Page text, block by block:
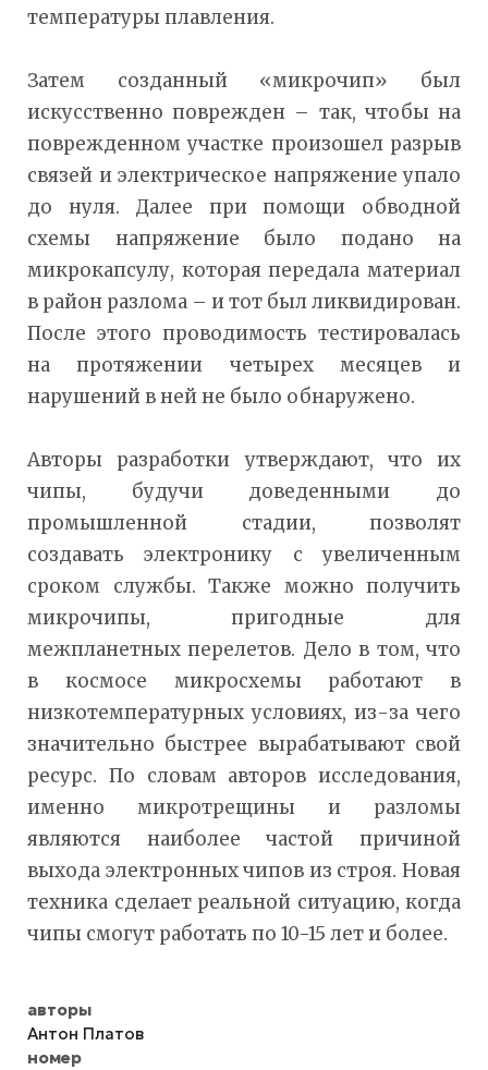
температуры плавления.
Затем созданный «микрочип» был
искусственно поврежден – так, чтобы на
поврежденном участке произошел разрыв
связей и электрическое напряжение упало
до нуля. Далее при помощи обводной
схемы напряжение было подано на
микрокапсулу, которая передала материал
в район разлома – и тот был ликвидирован.
После этого проводимость тестировалась
на протяжении четырех месяцев и
нарушений в ней не было обнаружено.
Авторы разработки утверждают, что их
чипы, будучи доведенными до
промышленной стадии, позволят
создавать электронику с увеличенным
сроком службы. Также можно получить
микрочипы, пригодные для
межпланетных перелетов. Дело в том, что
в космосе микросхемы работают в
низкотемпературных условиях, из-за чего
значительно быстрее вырабатывают свой
ресурс. По словам авторов исследования,
именно микротрещины и разломы
являются наиболее частой причиной
выхода электронных чипов из строя. Новая
техника сделает реальной ситуацию, когда
чипы смогут работать по 10-15 лет и более.
авторы
Антон Платов
номер